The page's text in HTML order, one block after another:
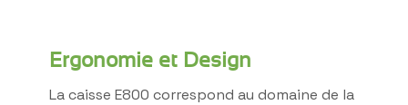
Ergonomie et Design
La caisse E800 correspond au domaine de la